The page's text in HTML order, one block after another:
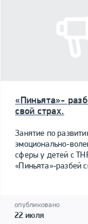
«Пиньята»-
свой страх.
Занятие по
эмоционально-
сферы у детей с
«Пиньята»-разбей
опубликовано
22 июля